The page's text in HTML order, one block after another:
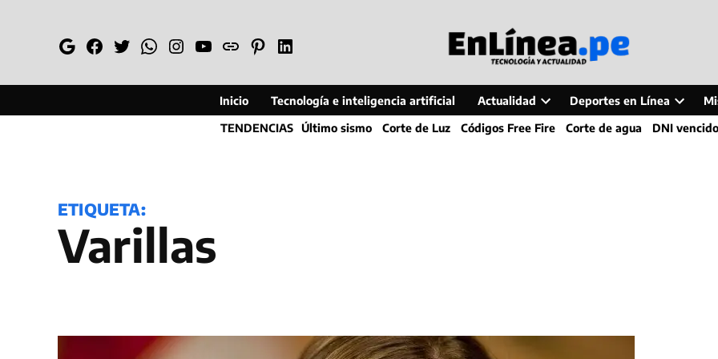
GoogleFacebook
TwitterWhatsapp
Instagram
YouTube
WebPinterestLinkedin
Inicio Tecnología e inteligencia artificial Actualidad
Open
dropdown
Deportes en Línea
Open
dropdown
TENDENCIAS Último sismo Corte de Luz Códigos Free Fire Corte de agua DNI vencido
ETIQUETA:
Varillas